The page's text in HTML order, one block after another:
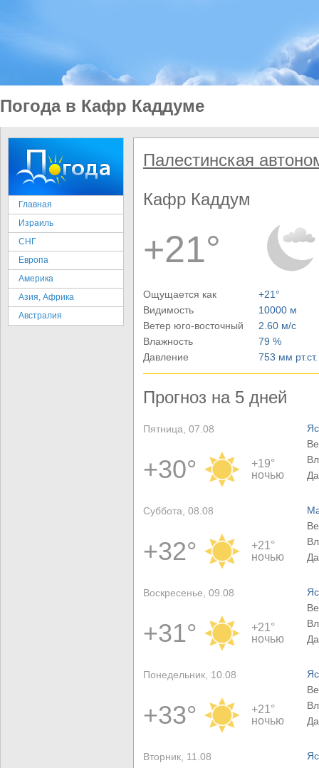
Погода в Кафр Каддуме
Главная
Израиль
СНГ
Европа
Америка
Азия, Африка
Австралия
Палестинская
Кафр Каддум
+21°
Ощущается как
+21°
Видимость
10000 м
Ветер юго-восточный
2.60 м/с
Влажность
79 %
Давление
753 мм рт.ст.
Прогноз на 5 дней
Пятница, 07.08
+30°
+19°
ночью
Суббота, 08.08
+32°
+21°
ночью
Воскресенье, 09.08
+31°
+21°
ночью
Понедельник, 10.08
+33°
+21°
ночью
Вторник, 11.08